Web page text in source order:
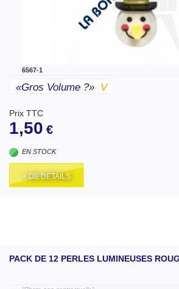
6567-1
«gros Volume ?» V
Prix TTC
1,50 €
EN STOCK
+ DE DÉTAILS
PACK DE 12 PERLES LUMINEUSES